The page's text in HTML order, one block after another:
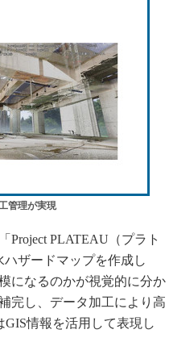
管理が実現
PLATEAU（プラト
ザードマップを作成し
になるのかが視覚的に分か
完し、データ加工により高
情報を活用して表現し